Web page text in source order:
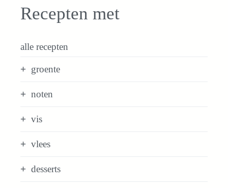
Recepten met
alle recepten
groente
noten
vis
vlees
desserts